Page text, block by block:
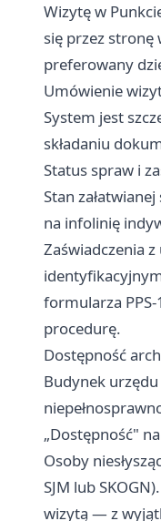
Wizytę w
się przez
preferowany
Umówienie
System jest
składaniu
Status spraw i
Stan
na infolinię
Zaświadczenia
formularza
procedurę.
Dostępność
Budynek
„Dostępność"
Osoby
SJM lub
wizytą — z